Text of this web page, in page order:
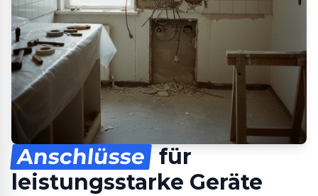
Anschlüsse für
leistungsstarke Geräte